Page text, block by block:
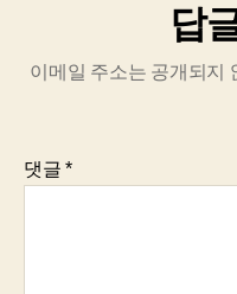
답
이메일 주소는 공개되지
댓글*